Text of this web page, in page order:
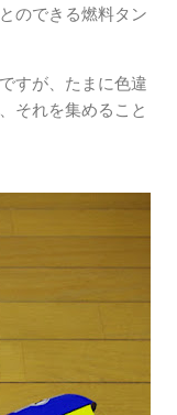
のできる燃料タン
すが、たまに色違
それを集めること